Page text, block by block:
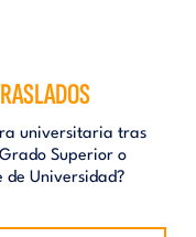
universitaria tras
Superior o
de Universidad?